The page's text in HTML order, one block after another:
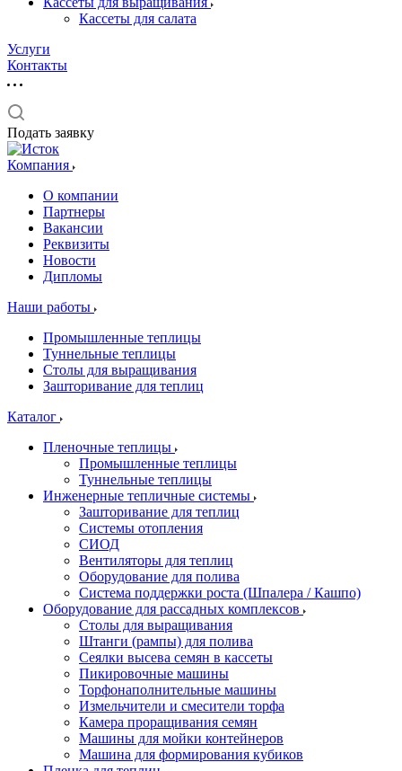
Кассеты для салата
Услуги
Контакты
Подать заявку
Компания
О компании
Партнеры
Вакансии
Реквизиты
Новости
Дипломы
Наши работы
Промышленные теплицы
Туннельные теплицы
Столы для выращивания
Зашторивание для теплиц
Каталог
Пленочные теплицы
Промышленные теплицы
Туннельные теплицы
Инженерные тепличные системы
Зашторивание для теплиц
Системы отопления
СИОД
Вентиляторы для теплиц
Оборудование для полива
Система поддержки роста (Шпалера / Кашпо)
Оборудование для рассадных комплексов
Столы для выращивания
Штанги (рампы) для полива
Сеялки высева семян в кассеты
Пикировочные машины
Торфонаполнительные машины
Измельчители и смесители торфа
Камера проращивания семян
Машины для мойки контейнеров
Машина для формирования кубиков